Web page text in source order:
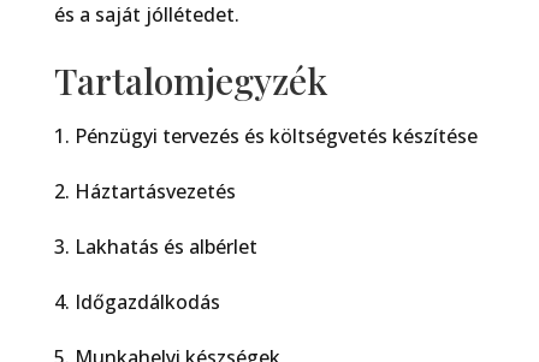
és a saját jóllétedet.
Tartalomjegyzék
1. Pénzügyi tervezés és költségvetés készítése
2. Háztartásvezetés
3. Lakhatás és albérlet
4. Időgazdálkodás